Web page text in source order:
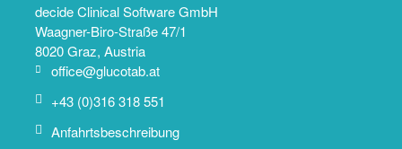
decide Clinical Software GmbH
Waagner-Biro-Straße 47/1
8020 Graz, Austria
office@glucotab.at
+43 (0)316 318 551
Anfahrtsbeschreibung